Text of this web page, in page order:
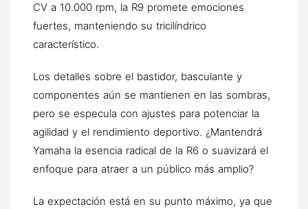
CV a 10.000 rpm, la R9 promete emociones
fuertes, manteniendo su tricilíndrico
característico.
Los detalles sobre el bastidor, basculante y
componentes aún se mantienen en las sombras,
pero se especula con ajustes para potenciar la
agilidad y el rendimiento deportivo. ¿Mantendrá
Yamaha la esencia radical de la R6 o suavizará el
enfoque para atraer a un público más amplio?
La expectación está en su punto máximo, ya que